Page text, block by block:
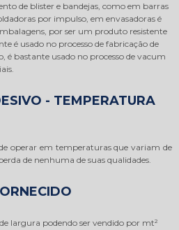
de blister e bandejas, como em barras
por impulso, em envasadoras é
por ser um produto resistente
é usado no processo de fabricação de
é bastante usado no processo de vacum
- TEMPERATURA
operar em temperaturas que variam de
de nenhuma de suas qualidades.
largura podendo ser vendido por mt²